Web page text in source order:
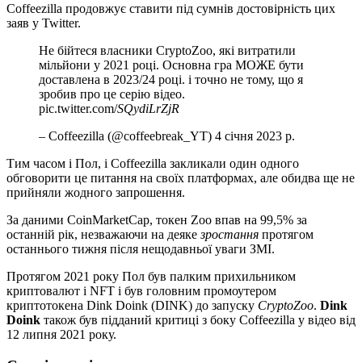
Coffeezilla продовжує ставити під сумнів достовірність цих
заяв у Twitter.
Не бійтеся власники CryptoZoo, які витратили
мільйони у 2021 році. Основна гра МОЖЕ бути
доставлена в 2023/24 році. і точно не тому, що я
зробив про це серію відео.
pic.twitter.com/SQydiLrZjR
– Coffeezilla (@coffeebreak_YT) 4 січня 2023 р.
Тим часом і Пол, і Coffeezilla закликали один одного
обговорити це питання на своїх платформах, але обидва ще не
прийняли жодного запрошення.
За даними CoinMarketCap, токен Zoo впав на 99,5% за
останній рік, незважаючи на деякезростання протягом
останнього тижня після нещодавньої уваги ЗМІ.
Протягом 2021 року Пол був палким прихильником
криптовалют і NFT і був головним промоутером
криптотокена Dink Doink (DINK) до запуску CryptoZoo. Dink
Doink також був підданий критиці з боку Coffeezilla у відео від
12 липня 2021 року.